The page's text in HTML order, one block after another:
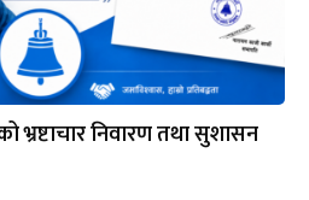
भ्रष्टाचार निवारण तथा सुशासन